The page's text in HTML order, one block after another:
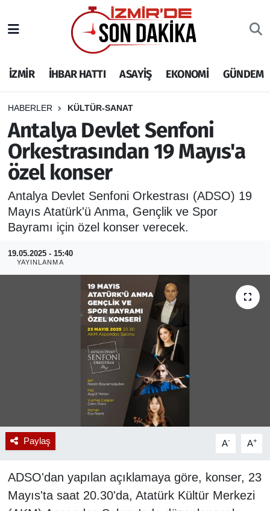
İZMİR İHBAR HATTI ASAYİŞ EKONOMİ GÜNDEM
HABERLER KÜLTÜR-SANAT
Antalya Devlet Senfoni
Orkestrasından 19 Mayıs'a
özel konser
Antalya Devlet Senfoni Orkestrası (ADSO) 19
Mayıs Atatürk'ü Anma, Gençlik ve Spor
Bayramı için özel konser verecek.
19.05.2025 - 15:40
YAYINLANMA
Paylaş A- A+
ADSO'dan yapılan açıklamaya göre, konser, 23
Mayıs'ta saat 20.30'da, Atatürk Kültür Merkezi
İHBAR HATTI
DEPREM
GENEL
EKONOMİ
SİYASET
SPOR
ASAYİŞ
RESMİ REKLAM
İzmir Nöbetçi Eczaneler
İzmir Hava Durumu
İzmir Namaz Vakitleri
İzmir Trafik Yoğunluk Haritası
Puan Durumu ve Fikstür
Tüm Manşetler
Son Dakika Haberleri
Haber Arşivi